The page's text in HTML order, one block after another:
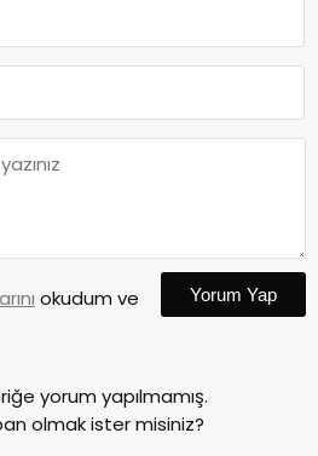
okudum ve
Yorum Yap
yorum yapılmamış.
olmak ister misiniz?